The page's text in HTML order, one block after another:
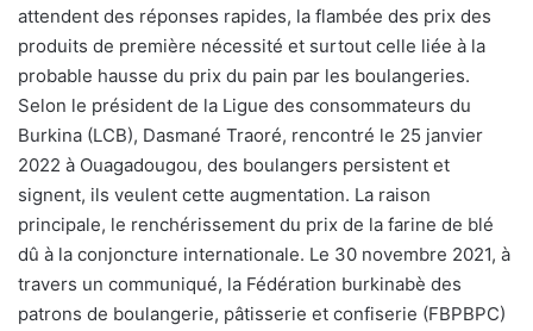
attendent des réponses rapides, la flambée des prix des
produits de première nécessité et surtout celle liée à la
probable hausse du prix du pain par les boulangeries.
Selon le président de la Ligue des consommateurs du
Burkina (LCB), Dasmané Traoré, rencontré le 25 janvier
2022 à Ouagadougou, des boulangers persistent et
signent, ils veulent cette augmentation. La raison
principale, le renchérissement du prix de la farine de blé
dû à la conjoncture internationale. Le 30 novembre 2021, à
travers un communiqué, la Fédération burkinabè des
patrons de boulangerie, pâtisserie et confiserie (FBPBPC)